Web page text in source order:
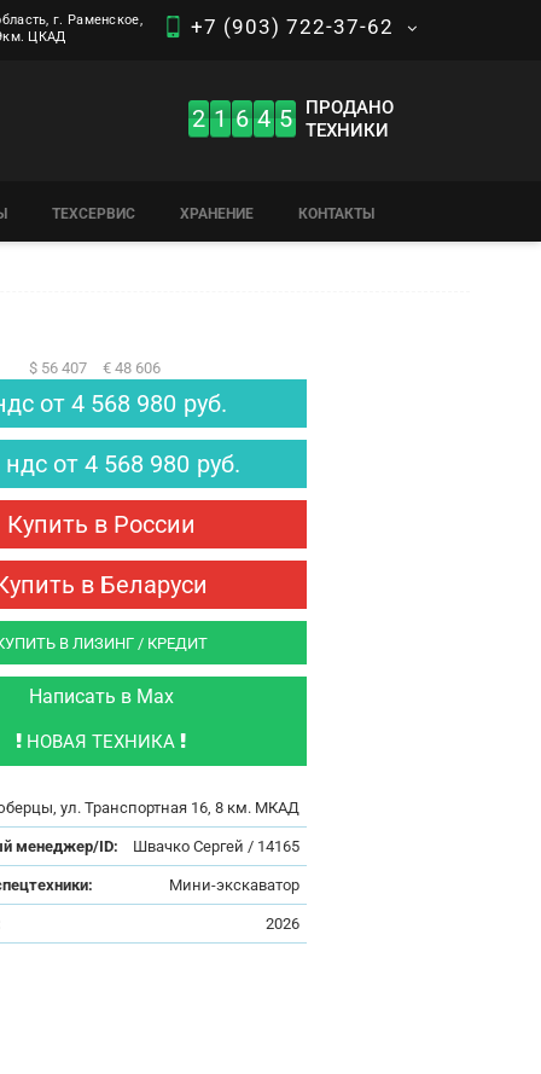
г. Раменское,
ЦКАД
+7 (903) 722-37-62
2 1 6 4 5
ПРОДАНО
ТЕХНИКИ
ТЕХСЕРВИС ХРАНЕНИЕ КОНТАКТЫ
$ 56 407 € 48 606
от 4 568 980 руб.
ндс от 4 568 980 руб.
Купить в России
в Беларуси
В ЛИЗИНГ / КРЕДИТ
Написать в Max
НОВАЯ ТЕХНИКА
ул. Транспортная 16, 8 км. МКАД
менеджер/ID: Швачко Сергей / 14165
Мини-экскаватор
2026